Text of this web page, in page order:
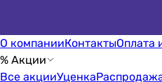
О компанииКонтактыОплата
% Акции
Все акцииУценка